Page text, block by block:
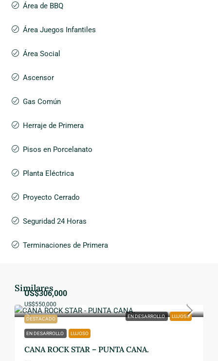
Área de BBQ
Área Juegos Infantiles
Área Social
Ascensor
Gas Común
Herraje de Primera
Pisos en Porcelanato
Planta Eléctrica
Proyecto Cerrado
Seguridad 24 Horas
Terminaciones de Primera
Similares
DESTACADO EN DESARROLLO LUJOSO
US$306,000
US$550,000
EN DESARROLLO LUJOSO
CANA ROCK STAR – PUNTA CANA.